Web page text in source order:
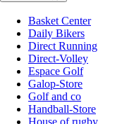
Basket Center
Daily Bikers
Direct Running
Direct-Volley
Espace Golf
Galop-Store
Golf and co
Handball-Store